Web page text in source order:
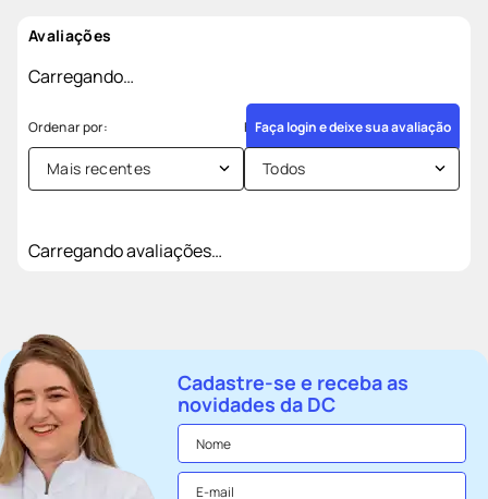
Avaliações
Carregando…
Faça login e deixe sua avaliação
Mais recentes Todos
Carregando avaliações…
Cadastre-se e receba as
novidades da DC